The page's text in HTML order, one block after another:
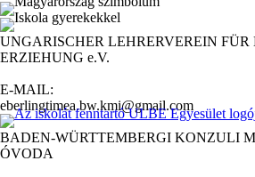
UNGARISCHER LEHRERVEREIN
ERZIEHUNG e.V.
E-MAIL:
eberlingtimea.bw.kmi@gmail.com
BADEN-WÜRTTEMBERGI KONZULI
ÓVODA